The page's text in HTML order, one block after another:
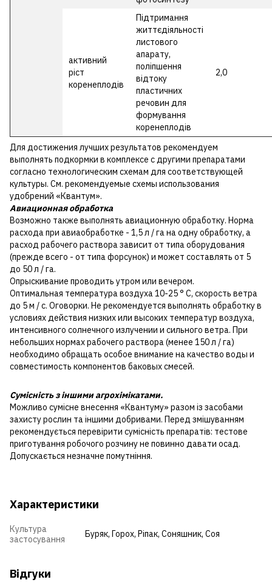
активний
ріст
коренеплодів
Підтримання
життєдіяльності
листового
апарату,
поліпшення
відтоку
пластичних
речовин для
формування
коренеплодів
2,0
Для достижения лучших результатов рекомендуем
выполнять подкормки в комплексе с другими препаратами
согласно технологическим схемам для соответствующей
культуры. См. рекомендуемые схемы использования
удобрений «Квантум».
Авиационная обработка
Возможно также выполнять авиационную обработку. Норма
расхода при авиаобработке - 1,5 л / га на одну обработку, а
расход рабочего раствора зависит от типа оборудования
(прежде всего - от типа форсунок) и может составлять от 5
до 50 л / га.
Опрыскивание проводить утром или вечером.
Оптимальная температура воздуха 10-25 ° С, скорость ветра
до 5 м / с. Оговорки. Не рекомендуется выполнять обработку в
условиях действия низких или высоких температур воздуха,
интенсивного солнечного излучении и сильного ветра. При
небольших нормах рабочего раствора (менее 150 л / га)
необходимо обращать особое внимание на качество воды и
совместимость компонентов баковых смесей.
Сумісність з іншими агрохімікатами.
Можливо сумісне внесення «Квантуму» разом із засобами
захисту рослин та іншими добривами. Перед змішуванням
рекомендується перевірити сумісність препаратів: тестове
приготування робочого розчину не повинно давати осад.
Допускається незначне помутніння.
Характеристики
Культура
застосування
Буряк, Горох, Ріпак, Соняшник, Соя
Відгуки